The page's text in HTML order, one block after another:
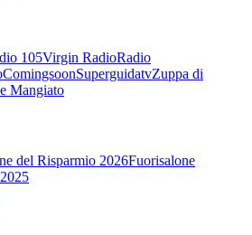
105Virgin RadioRadio
ComingsoonSuperguidatvZuppa di
Mangiato
del Risparmio 2026Fuorisalone